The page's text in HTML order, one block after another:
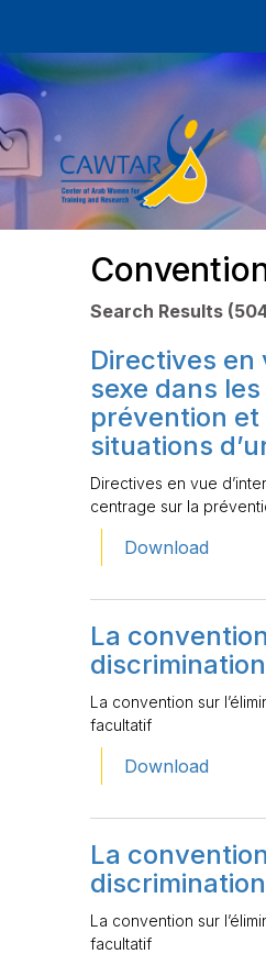
Search Results
Directives en
sexe dans
prévention et
situations
Directives en vue
centrage sur la
Download
La
La convention sur
facultatif
Download
La
La convention sur
facultatif